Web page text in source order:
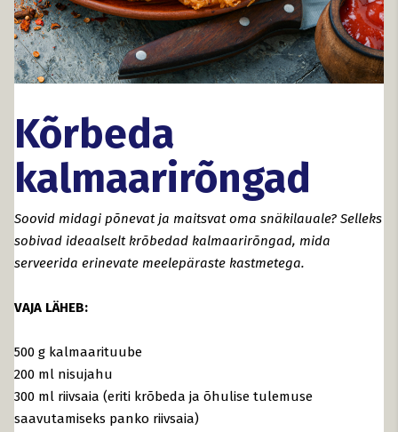
Kõrbeda
kalmaarirõngad
Soovid midagi põnevat ja maitsvat oma snäkilauale? Selleks
sobivad ideaalselt krõbedad kalmaarirõngad, mida
serveerida erinevate meelepäraste kastmetega.
VAJA LÄHEB:
500 g kalmaarituube
200 ml nisujahu
300 ml riivsaia (eriti krõbeda ja õhulise tulemuse
saavutamiseks panko riivsaia)